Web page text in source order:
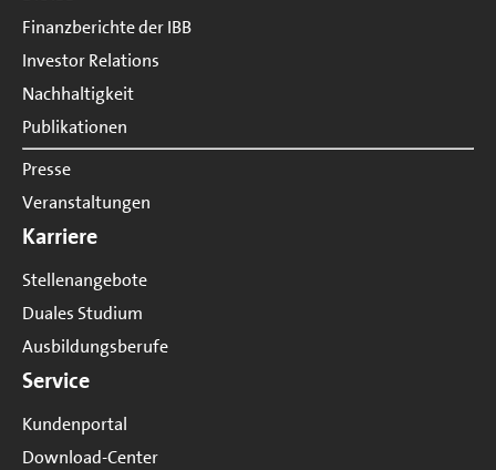
Finanzberichte der IBB
Investor Relations
Nachhaltigkeit
Publikationen
Presse
Veranstaltungen
Karriere
Stellenangebote
Duales Studium
Ausbildungsberufe
Service
Kundenportal
Download-Center